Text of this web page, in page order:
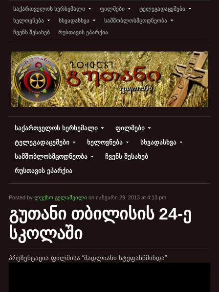
საქართველოს ხერხემალი ფილმები
ტელეგადაცემები
ხელოვნება
სხვადასხვა
სამშობლოსმცოდნეობა
ჩვენს შესახებ
რუსთავის ეპარქია
საქართველოს ხერხემალი
ფილმები
ტელეგადაცემები
ხელოვნება
სხვადასხვა
სამშობლოსმცოდნეობა
ჩვენს შესახებ
რუსთავის ეპარქია
Posted by ლექსო გელაშვილი on იანვარი 29, 2013 at 4:13 pm
გუთანი თბილისის 24-ე
სკოლაში
პრეზენტაცია ფილმისა “მადლიანი სტეფანწმინდა”